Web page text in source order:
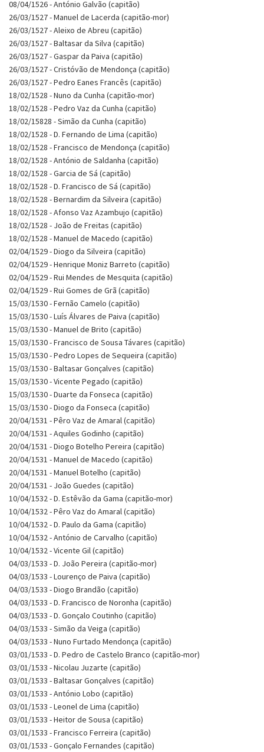
08/04/1526 - António Galvão (capitão)
26/03/1527 - Manuel de Lacerda (capitão-mor)
26/03/1527 - Aleixo de Abreu (capitão)
26/03/1527 - Baltasar da Silva (capitão)
26/03/1527 - Gaspar da Paiva (capitão)
26/03/1527 - Cristóvão de Mendonça (capitão)
26/03/1527 - Pedro Eanes Francês (capitão)
18/02/1528 - Nuno da Cunha (capitão-mor)
18/02/1528 - Pedro Vaz da Cunha (capitão)
18/02/15828 - Simão da Cunha (capitão)
18/02/1528 - D. Fernando de Lima (capitão)
18/02/1528 - Francisco de Mendonça (capitão)
18/02/1528 - António de Saldanha (capitão)
18/02/1528 - Garcia de Sá (capitão)
18/02/1528 - D. Francisco de Sá (capitão)
18/02/1528 - Bernardim da Silveira (capitão)
18/02/1528 - Afonso Vaz Azambujo (capitão)
18/02/1528 - João de Freitas (capitão)
18/02/1528 - Manuel de Macedo (capitão)
02/04/1529 - Diogo da Silveira (capitão)
02/04/1529 - Henrique Moniz Barreto (capitão)
02/04/1529 - Rui Mendes de Mesquita (capitão)
02/04/1529 - Rui Gomes de Grã (capitão)
15/03/1530 - Fernão Camelo (capitão)
15/03/1530 - Luís Álvares de Paiva (capitão)
15/03/1530 - Manuel de Brito (capitão)
15/03/1530 - Francisco de Sousa Távares (capitão)
15/03/1530 - Pedro Lopes de Sequeira (capitão)
15/03/1530 - Baltasar Gonçalves (capitão)
15/03/1530 - Vicente Pegado (capitão)
15/03/1530 - Duarte da Fonseca (capitão)
15/03/1530 - Diogo da Fonseca (capitão)
20/04/1531 - Pêro Vaz de Amaral (capitão)
20/04/1531 - Aquiles Godinho (capitão)
20/04/1531 - Diogo Botelho Pereira (capitão)
20/04/1531 - Manuel de Macedo (capitão)
20/04/1531 - Manuel Botelho (capitão)
20/04/1531 - João Guedes (capitão)
10/04/1532 - D. Estêvão da Gama (capitão-mor)
10/04/1532 - Pêro Vaz do Amaral (capitão)
10/04/1532 - D. Paulo da Gama (capitão)
10/04/1532 - António de Carvalho (capitão)
10/04/1532 - Vicente Gil (capitão)
04/03/1533 - D. João Pereira (capitão-mor)
04/03/1533 - Lourenço de Paiva (capitão)
04/03/1533 - Diogo Brandão (capitão)
04/03/1533 - D. Francisco de Noronha (capitão)
04/03/1533 - D. Gonçalo Coutinho (capitão)
04/03/1533 - Simão da Veiga (capitão)
04/03/1533 - Nuno Furtado Mendonça (capitão)
03/01/1533 - D. Pedro de Castelo Branco (capitão-mor)
03/01/1533 - Nicolau Juzarte (capitão)
03/01/1533 - Baltasar Gonçalves (capitão)
03/01/1533 - António Lobo (capitão)
03/01/1533 - Leonel de Lima (capitão)
03/01/1533 - Heitor de Sousa (capitão)
03/01/1533 - Francisco Ferreira (capitão)
03/01/1533 - Gonçalo Fernandes (capitão)